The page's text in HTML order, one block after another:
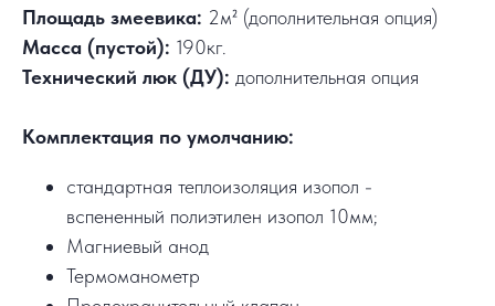
Площадь змеевика: 2м² (дополнительная опция)
Масса (пустой): 190кг.
Технический люк (ДУ): дополнительная опция
Комплектация по умолчанию:
стандартная теплоизоляция изопол -
вспененный полиэтилен изопол 10мм;
Магниевый анод
Термоманометр